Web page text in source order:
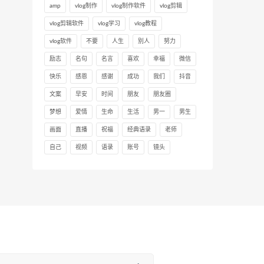
amp vlog制作 vlog制作软件 vlog剪辑
vlog剪辑软件 vlog学习 vlog教程
vlog软件 不要 人生 别人 努力
励志 名句 名言 喜欢 幸福 微信
快乐 感恩 感谢 成功 我们 抖音
文案 早安 时间 朋友 朋友圈
梦想 爱情 生命 生活 男一 男生
画面 直播 祝福 经典语录 老师
自己 视频 语录 账号 镜头